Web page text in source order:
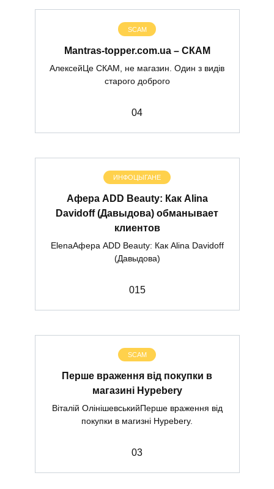
SCAM
Mantras-topper.com.ua – СКАМ
АлексейЦе СКАМ, не магазин. Один з видів
старого доброго
04
ИНФОЦЫГАНЕ
Афера ADD Beauty: Как Alina
Davidoff (Давыдова) обманывает
клиентов
ElenaАфера ADD Beauty: Как Alina Davidoff
(Давыдова)
015
SCAM
Перше враження від покупки в
магазині Hypebery
Віталій ОлінішевськийПерше враження від
покупки в магизні Hypebery.
03